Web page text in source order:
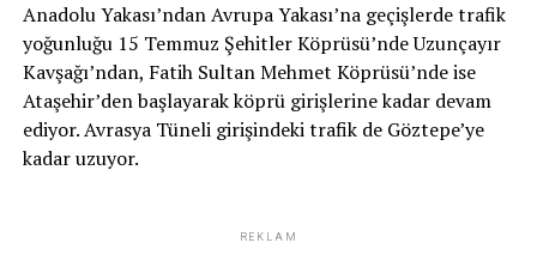
Anadolu Yakası’ndan Avrupa Yakası’na geçişlerde trafik
yoğunluğu 15 Temmuz Şehitler Köprüsü’nde Uzunçayır
Kavşağı’ndan, Fatih Sultan Mehmet Köprüsü’nde ise
Ataşehir’den başlayarak köprü girişlerine kadar devam
ediyor. Avrasya Tüneli girişindeki trafik de Göztepe’ye
kadar uzuyor.
REKLAM